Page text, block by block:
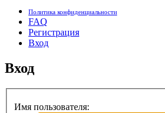
Политика конфиденциальности
FAQ
Регистрация
Вход
Вход
Имя пользователя: